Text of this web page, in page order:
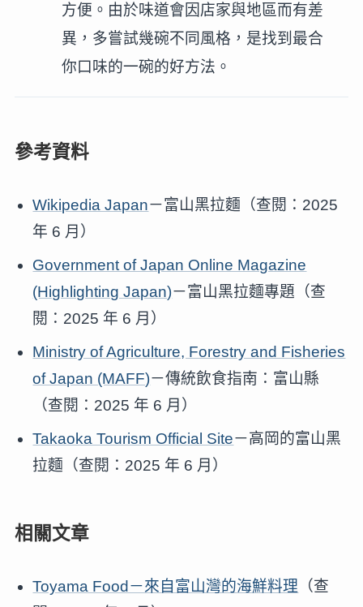
方便。由於味道會因店家與地區而有差
異，多嘗試幾碗不同風格，是找到最合
你口味的一碗的好方法。
參考資料
Wikipedia Japan－富山黑拉麵（查閱：2025
年 6 月）
Government of Japan Online Magazine
(Highlighting Japan)－富山黑拉麵專題（查
閱：2025 年 6 月）
Ministry of Agriculture, Forestry and Fisheries
of Japan (MAFF)－傳統飲食指南：富山縣
（查閱：2025 年 6 月）
Takaoka Tourism Official Site－高岡的富山黑
拉麵（查閱：2025 年 6 月）
相關文章
Toyama Food－來自富山灣的海鮮料理 （查